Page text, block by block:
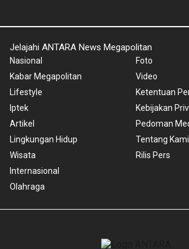
Jelajahi ANTARA News Megapolitan
Nasional
Kabar Megapolitan
Lifestyle
Iptek
Artikel
Lingkungan Hidup
Wisata
Internasional
Olahraga
Foto
Video
Ketentuan
Kebijakan
Pedoman
Tentang Kami
Rilis Pers